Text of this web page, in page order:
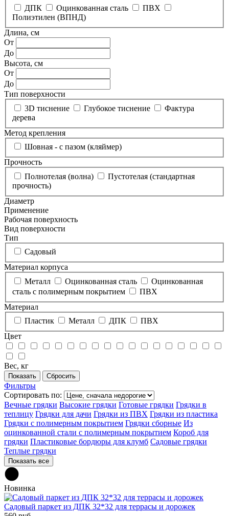
ДПК
Оцинкованная сталь
ПВХ
Полиэтилен (ВПНД)
Длина, см
От
До
Высота, см
От
До
Тип поверхности
3D тиснение
Глубокое тиснение
Фактура
дерева
Метод крепления
Шовная - с пазом (кляймер)
Прочность
Полнотелая (волна)
Пустотелая (стандартная
прочность)
Диаметр
Применение
Рабочая поверхность
Вид поверхности
Тип
Садовый
Материал корпуса
Металл
Оцинкованная сталь
Оцинкованная
сталь с полимерным покрытием
ПВХ
Материал
Пластик
Металл ДПК
ПВХ
Цвет
Вес, кг
Фильтры
Сортировать по:
Вечные грядки Высокие грядки Готовые грядки Грядки в
теплицу Грядки для дачи Грядки из ПВХ Грядки из пластика
Грядки с полимерным покрытием Грядки сборные Из
оцинкованной стали с полимерным покрытием Короб для
грядки Пластиковые бордюры для клумб Садовые грядки
Теплые грядки
Показать все
Новинка
Садовый паркет из ДПК 32*32 для террасы и дорожек